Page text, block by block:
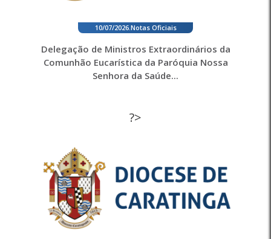
10/07/2026. Notas Oficiais
Delegação de Ministros Extraordinários da
Comunhão Eucarística da Paróquia Nossa
Senhora da Saúde...
?>